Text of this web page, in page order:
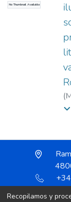
No Thumbnail Available
(
Recopilamos y